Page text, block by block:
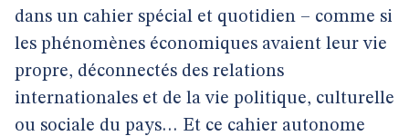
dans un cahier spécial et quotidien – comme si
les phénomènes économiques avaient leur vie
propre, déconnectés des relations
internationales et de la vie politique, culturelle
ou sociale du pays… Et ce cahier autonome